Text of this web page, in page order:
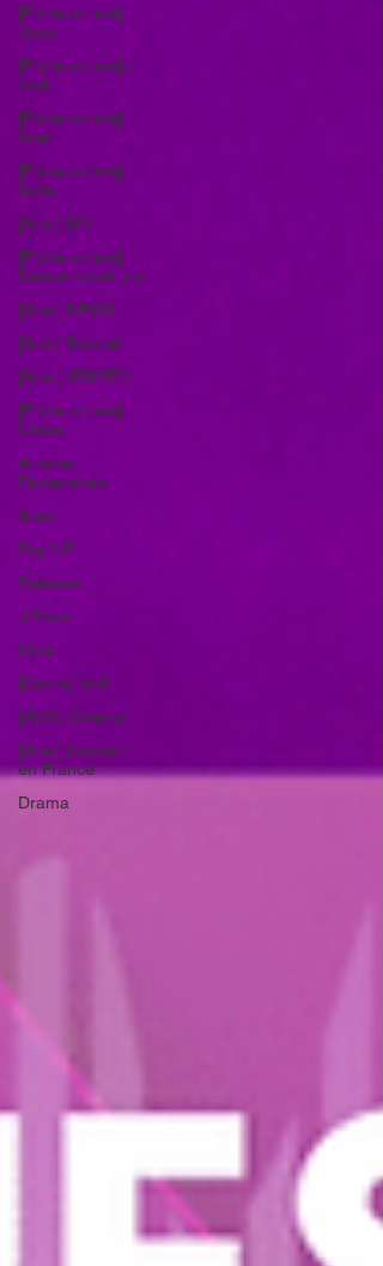
[Fiche artiste]
Jpop
[Fiche artiste] J
rock
[Fiche artiste]
Vkei
[Fiche artiste]
Idole
[Actu] MV
[Fiche artiste]
Dance-vocal unit
[Actu] NEWS
[Actu] Tutoriel
[Actu] STARTO
[Fiche artiste]
Utaite
Artistes
Partenaires
Asso
Pop UP
Release
J-Rock
idole
[Genre] Idol
[AVIS] Cinema
[Actu] Concert
en France
Drama